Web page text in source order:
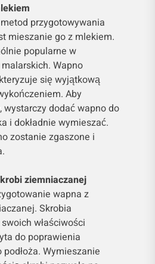
przygotowywania
mieszanie go z mlekiem.
popularne w
Wapno
się wyjątkową
Aby
dodać wapno do
i dokładnie wymieszać.
zostanie zgaszone i
ziemniaczanej
wapna z
Skrobia
właściwości
do poprawienia
Wymieszanie